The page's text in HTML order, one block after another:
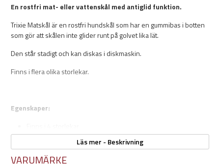
En rostfri mat- eller vattenskål med antiglid funktion.
Trixie Matskål är en rostfri hundskål som har en gummibas i botten
som gör att skålen inte glider runt på golvet lika lät.
Den står stadigt och kan diskas i diskmaskin.
Finns i flera olika storlekar.
Egenskaper:
- 400ml, mått: Ø 14cm
- 1liter, mått: Ø 17cm
- 1,7liter, mått: Ø 21cm
Läs mer - Beskrivning
VARUMÄRKE